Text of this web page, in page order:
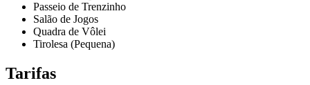
Passeio de Trenzinho
Salão de Jogos
Quadra de Vôlei
Tirolesa (Pequena)
Tarifas